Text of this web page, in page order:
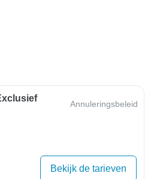
Annuleringsbeleid
Bekijk de tarieven